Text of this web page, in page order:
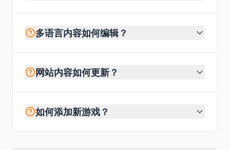
多语言内容如何编辑？
网站内容如何更新？
如何添加新游戏？